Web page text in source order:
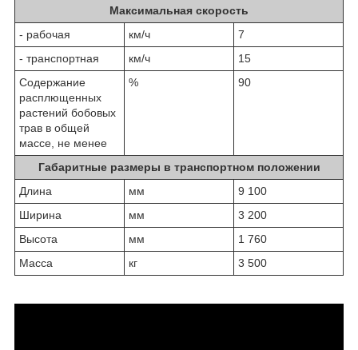
Максимальная скорость
- рабочая
км/ч
7
- транспортная
км/ч
15
Содержание
расплющенных
растений бобовых
трав в общей
массе, не менее
% 90
Габаритные размеры в транспортном положении
Длина
мм
9 100
Ширина
мм
3 200
Высота
мм
1 760
Масса
кг 3 500